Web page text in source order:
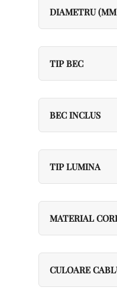
DIAMETRU
TIP BEC
BEC INCLUS
TIP LUMINA
MATERIAL
CULOARE